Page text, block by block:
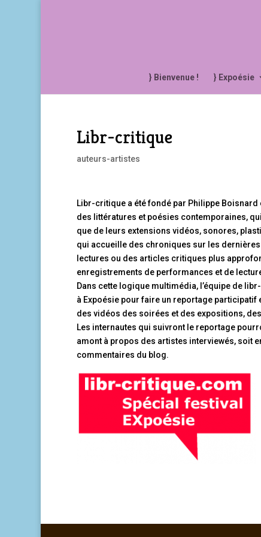
} Bienvenue ! } Expoésie
Libr-critique
auteurs-artistes
Libr-critique a été fondé par Philippe Boisnard
des littératures et poésies contemporaines,
que de leurs extensions vidéos, sonores,
qui accueille des chroniques sur les
lectures ou des articles critiques plus
enregistrements de performances et de
Dans cette logique multimédia, l’équipe de
à Expoésie pour faire un reportage
des vidéos des soirées et des expositions,
Les internautes qui suivront le reportage
amont à propos des artistes interviewés, soit
commentaires du blog.